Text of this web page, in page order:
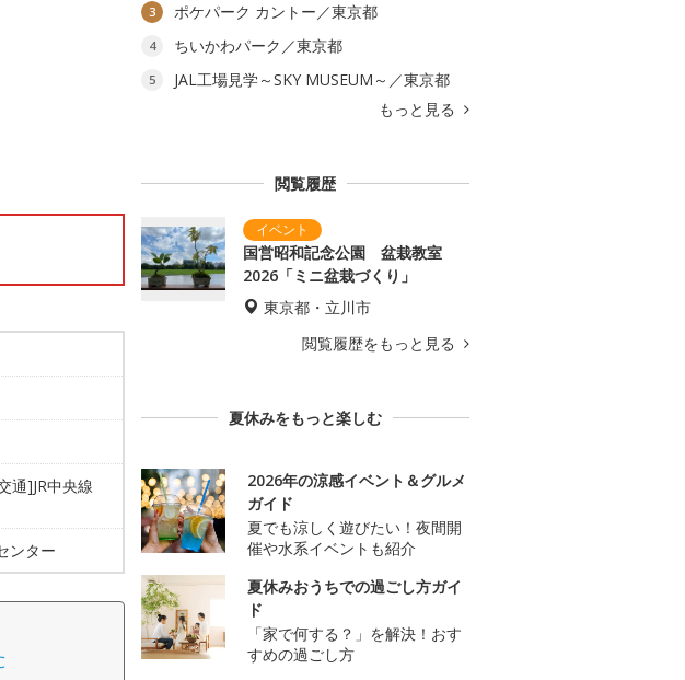
通]JR中央線
ンター
3 ポケパーク カントー／東京都
4 ちいかわパーク／東京都
5
JAL工場見学～SKY MUSEUM～／東京都
もっと見る
閲覧履歴
国営昭和記念公園 盆栽教室
2026「ミニ盆栽づくり」
東京都・立川市
閲覧履歴をもっと見る
夏休みをもっと楽しむ
2026年の涼感イベント＆グルメ
ガイド
夏でも涼しく遊びたい！夜間開
催や水系イベントも紹介
夏休みおうちでの過ごし方ガイ
ド
「家で何する？」を解決！おす
すめの過ごし方